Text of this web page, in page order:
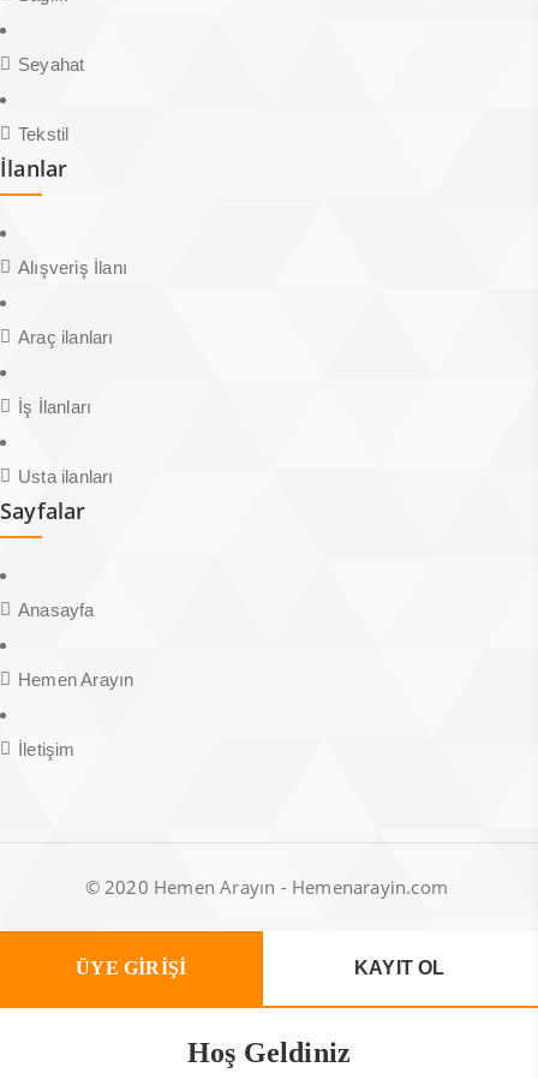
Seyahat
Tekstil
İlanlar
Alışveriş İlanı
Araç ilanları
İş İlanları
Usta ilanları
Sayfalar
Anasayfa
Hemen Arayın
İletişim
© 2020 Hemen Arayın - Hemenarayin.com
ÜYE GİRİŞİ KAYIT OL
Hoş Geldiniz